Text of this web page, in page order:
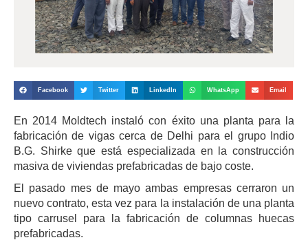
Facebook Twitter LinkedIn WhatsApp Email
En 2014 Moldtech instaló con éxito una planta para la
fabricación de vigas cerca de Delhi para el grupo Indio
B.G. Shirke que está especializada en la construcción
masiva de viviendas prefabricadas de bajo coste.
El pasado mes de mayo ambas empresas cerraron un
nuevo contrato, esta vez para la instalación de una planta
tipo carrusel para la fabricación de columnas huecas
prefabricadas.